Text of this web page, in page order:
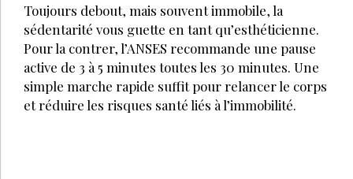
Toujours debout, mais souvent immobile, la
sédentarité vous guette en tant qu’esthéticienne.
Pour la contrer, l’ANSES recommande une pause
active de 3 à 5 minutes toutes les 30 minutes. Une
simple marche rapide suffit pour relancer le corps
et réduire les risques santé liés à l’immobilité.